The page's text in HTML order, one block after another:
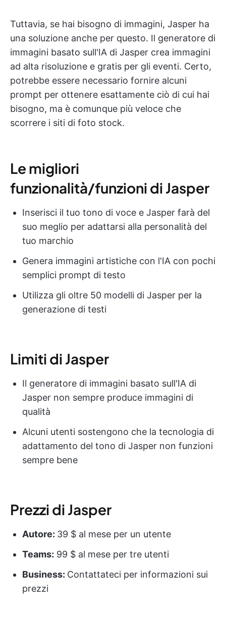
Tuttavia, se hai bisogno di immagini, Jasper ha
una soluzione anche per questo. Il generatore di
immagini basato sull'IA di Jasper crea immagini
ad alta risoluzione e gratis per gli eventi. Certo,
potrebbe essere necessario fornire alcuni
prompt per ottenere esattamente ciò di cui hai
bisogno, ma è comunque più veloce che
scorrere i siti di foto stock.
Le migliori
funzionalità/funzioni di Jasper
Inserisci il tuo tono di voce e Jasper farà del
suo meglio per adattarsi alla personalità del
tuo marchio
Genera immagini artistiche con l'IA con pochi
semplici prompt di testo
Utilizza gli oltre 50 modelli di Jasper per la
generazione di testi
Limiti di Jasper
Il generatore di immagini basato sull'IA di
Jasper non sempre produce immagini di
qualità
Alcuni utenti sostengono che la tecnologia di
adattamento del tono di Jasper non funzioni
sempre bene
Prezzi di Jasper
Autore: 39 $ al mese per un utente
Teams: 99 $ al mese per tre utenti
Business: Contattateci per informazioni sui
prezzi